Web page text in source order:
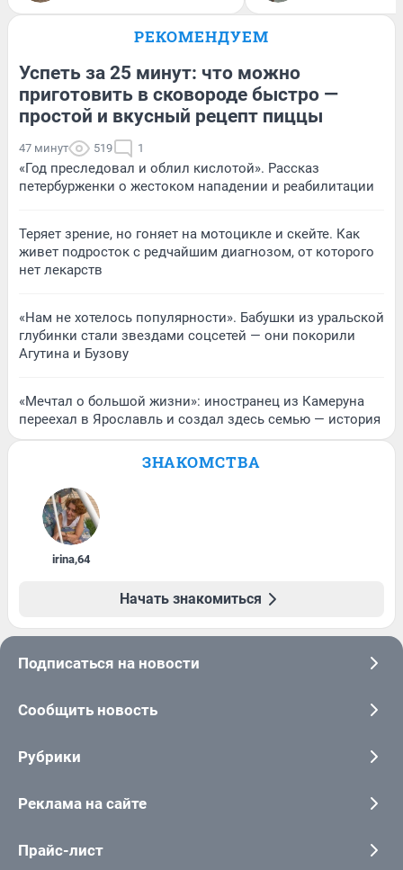
РЕКОМЕНДУЕМ
Успеть за 25 минут: что можно
приготовить в сковороде быстро —
простой и вкусный рецепт пиццы
47 минут 519 1
«Год преследовал и облил кислотой». Рассказ
петербурженки о жестоком нападении и реабилитации
Теряет зрение, но гоняет на мотоцикле и скейте. Как
живет подросток с редчайшим диагнозом, от которого
нет лекарств
«Нам не хотелось популярности». Бабушки из уральской
глубинки стали звездами соцсетей — они покорили
Агутина и Бузову
«Мечтал о большой жизни»: иностранец из Камеруна
переехал в Ярославль и создал здесь семью — история
ЗНАКОМСТВА
irina,64
Начать знакомиться
Подписаться на новости
Сообщить новость
Рубрики
Реклама на сайте
Прайс-лист